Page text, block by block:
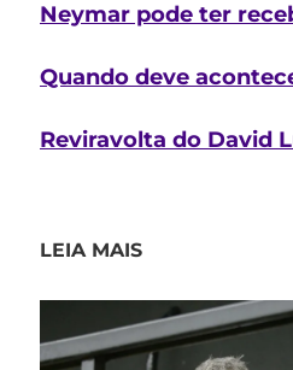
Neymar pode ter
Quando deve
Reviravolta do David
LEIA MAIS